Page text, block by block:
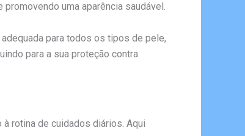
uma aparência saudável.
para todos os tipos de pele,
para a sua proteção contra
rotina de cuidados diários. Aqui